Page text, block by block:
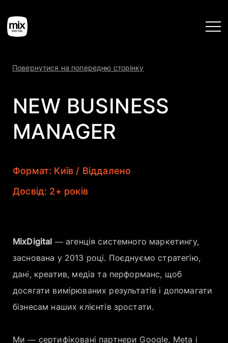
Компанія
Кар’єра
Повернутися на попередню сторінку
NEW BUSINESS
MANAGER
Формат: Київ / Віддалено
Досвід: 2+ років
MixDigital — агенція системного маркетингу,
заснована у 2013 році. Поєднуємо стратегію,
дані, креатив, медіа та перформанс, щоб
досягати вимірюваних результатів і допомагати
бізнесам наших клієнтів зростати.
Ми — сертифіковані партнери Google, Meta і